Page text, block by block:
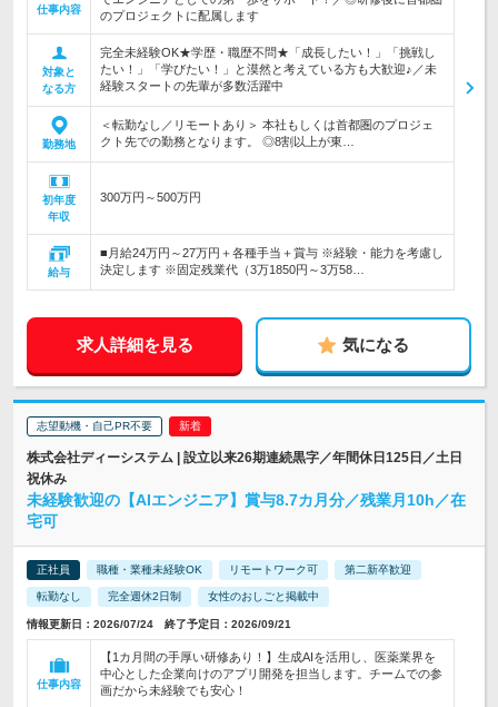
仕事内容
のプロジェクトに配属します
対象と
なる方
完全未経験OK★学歴・職歴不問★「成長したい！」「挑戦し
たい！」「学びたい！」と漠然と考えている方も大歓迎♪／未
経験スタートの先輩が多数活躍中
勤務地
＜転勤なし／リモートあり＞ 本社もしくは首都圏のプロジェ
クト先での勤務となります。 ◎8割以上が東…
初年度
年収
300万円～500万円
給与
■月給24万円～27万円＋各種手当＋賞与 ※経験・能力を考慮し
決定します ※固定残業代（3万1850円～3万58…
求人詳細を見る 気になる
志望動機・自己PR不要
株式会社ディーシステム | 設立以来26期連続黒字／年間休日125日／土日
祝休み
未経験歓迎の【AIエンジニア】賞与8.7カ月分／残業月10h／在
宅可
正社員 職種・業種未経験OK リモートワーク可 第二新卒歓迎
転勤なし 完全週休2日制 女性のおしごと掲載中
情報更新日：2026/07/24 終了予定日：2026/09/21
仕事内容
【1カ月間の手厚い研修あり！】生成AIを活用し、医薬業界を
中心とした企業向けのアプリ開発を担当します。チームでの参
画だから未経験でも安心！